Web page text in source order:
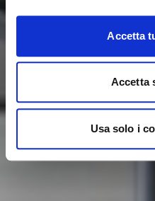
Accetta
Accetta
Usa solo i